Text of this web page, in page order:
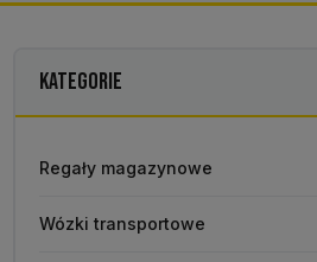
KATEGORIE
Regały magazynowe
Wózki transportowe